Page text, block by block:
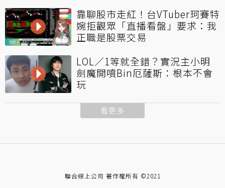
靠聊股市走紅！台VTuber珂賽特
婉拒觀眾「直播看盤」要求：我
正職是股票交易
LOL／1等就全錯？實況主小明
劍魔開噴Bin厄薩斯：根本不會
玩
看更多
聯合線上公司 著作權所有 ©2021